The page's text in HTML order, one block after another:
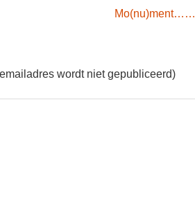
Mo(nu)ment……
wordt niet gepubliceerd)